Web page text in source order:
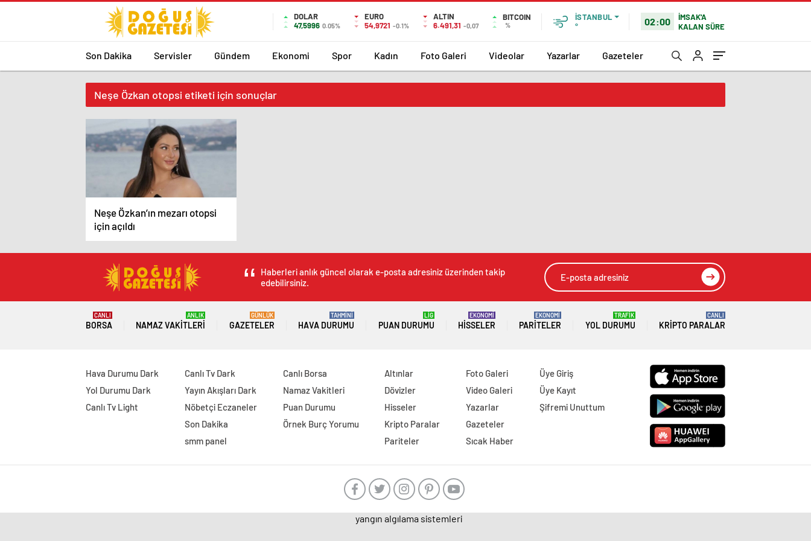
DOLAR
47,5996 0.05%
EURO
54,9721 -0.1%
ALTIN
6.491,31 -0,07
BITCOIN
%
İSTANBUL
°
02:00
İMSAK'A
KALAN SÜRE
Son Dakika Servisler Gündem Ekonomi Spor Kadın Foto Galeri Videolar Yazarlar Gazeteler
Neşe Özkan otopsi etiketi için sonuçlar
Neşe Özkan’ın mezarı otopsi
için açıldı
Haberleri anlık güncel olarak e-posta adresiniz üzerinden takip
edebilirsiniz.
BORSA
CANLI
NAMAZ VAKITLERI
ANLIK
GAZETELER
GÜNLÜK
HAVA DURUMU
TAHMİNİ
PUAN DURUMU
LİG
HISSELER
EKONOMİ
PARITELER
EKONOMİ
YOL DURUMU
TRAFİK
KRIPTO PARALAR
CANLI
Hava Durumu Dark
Yol Durumu Dark
Canlı Tv Light
Canlı Tv Dark
Yayın Akışları Dark
Nöbetçi Eczaneler
Son Dakika
smm panel
Canlı Borsa
Namaz Vakitleri
Puan Durumu
Örnek Burç Yorumu
Altınlar
Dövizler
Hisseler
Kripto Paralar
Pariteler
Foto Galeri
Video Galeri
Yazarlar
Gazeteler
Sıcak Haber
Üye Giriş
Üye Kayıt
Şifremi Unuttum
yangın algılama sistemleri